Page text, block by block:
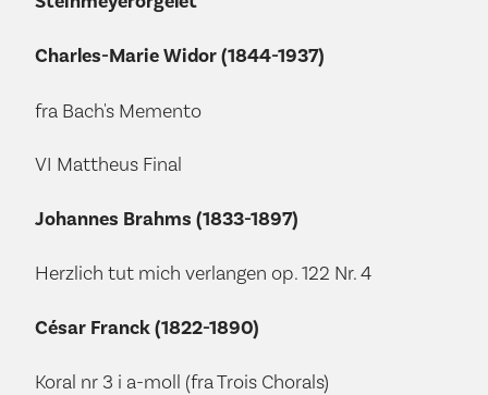
Charles-Marie Widor (1844-1937)
fra Bach's Memento
VI Mattheus Final
Johannes Brahms (1833-1897)
Herzlich tut mich verlangen op. 122 Nr. 4
César Franck (1822-1890)
Koral nr 3 i a-moll (fra Trois Chorals)